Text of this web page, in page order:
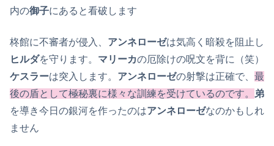
内の御子にあると看破します
柊館に不審者が侵入、 アンネローゼは気高く暗殺を阻止し
ヒルダを守ります。 マリーカの厄除けの呪文を背に（笑）
ケスラーは突入します。 アンネローゼの射撃は正確で、 最
後の盾として極秘裏に様々な訓練を受けているのです。
弟
を導き今日の銀河を作ったのはアンネローゼなのかもしれ
ません